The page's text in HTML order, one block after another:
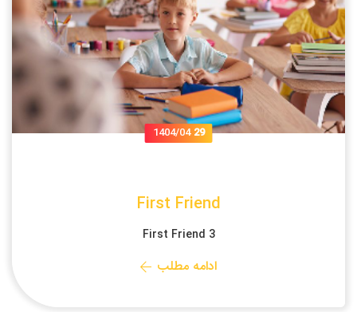
29
1404/04
First Friend
First Friend 3
ادامه مطلب